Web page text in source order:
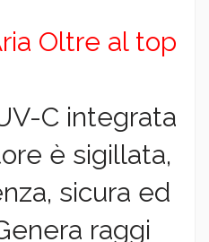
Oltre al top
C integrata
è sigillata,
sicura ed
raggi